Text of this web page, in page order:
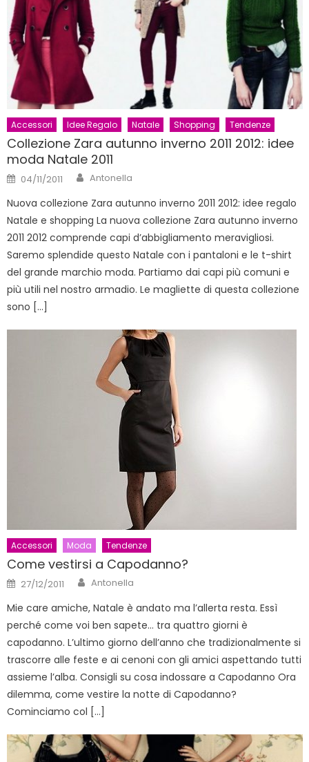
Accessori Idee Regalo Natale Shopping Tendenze
Collezione Zara autunno inverno 2011 2012: idee
moda Natale 2011
Posted
on
04/11/2011 Author
Antonella
Nuova collezione Zara autunno inverno 2011 2012: idee regalo
Natale e shopping La nuova collezione Zara autunno inverno
2011 2012 comprende capi d’abbigliamento meravigliosi.
Saremo splendide questo Natale con i pantaloni e le t-shirt
del grande marchio moda. Partiamo dai capi più comuni e
più utili nel nostro armadio. Le magliette di questa collezione
sono […]
Accessori Moda Tendenze
Come vestirsi a Capodanno?
Posted
on
27/12/2011 Author
Antonella
Mie care amiche, Natale è andato ma l’allerta resta. Essì
perché come voi ben sapete… tra quattro giorni è
capodanno. L’ultimo giorno dell’anno che tradizionalmente si
trascorre alle feste e ai cenoni con gli amici aspettando tutti
assieme l’alba. Consigli su cosa indossare a Capodanno Ora
dilemma, come vestire la notte di Capodanno?
Cominciamo col […]